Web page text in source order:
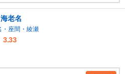
老名
・座間・綾瀬
3.33